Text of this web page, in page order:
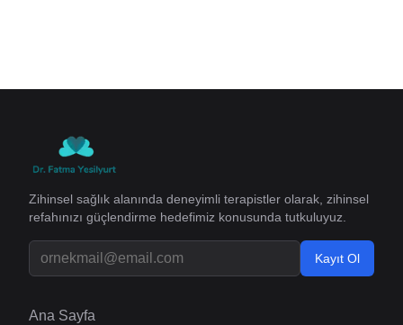
Zihinsel sağlık alanında deneyimli terapistler olarak, zihinsel
refahınızı güçlendirme hedefimiz konusunda tutkuluyuz.
Kayıt Ol
Ana Sayfa